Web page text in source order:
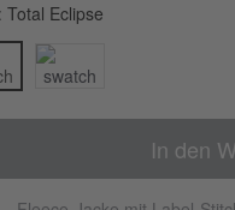
Total Eclipse
In den